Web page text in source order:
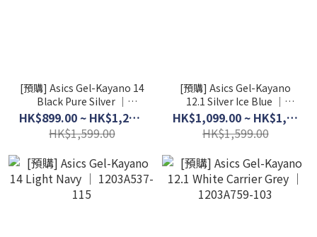
[預購] Asics Gel-Kayano 14
Black Pure Silver │
1201A019-006
HK$899.00 ~ HK$1,299.00
HK$1,599.00
[預購] Asics Gel-Kayano
12.1 Silver Ice Blue │
1203A759-101
HK$1,099.00 ~ HK$1,299.00
HK$1,599.00